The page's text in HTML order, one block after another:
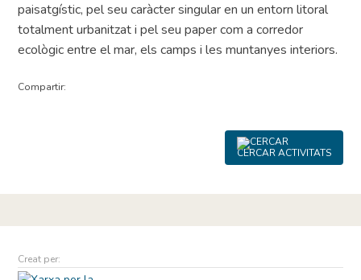
paisatgístic, pel seu caràcter singular en un entorn litoral
totalment urbanitzat i pel seu paper com a corredor
ecològic entre el mar, els camps i les muntanyes interiors.
Compartir:
CERCAR ACTIVITATS
Creat per: